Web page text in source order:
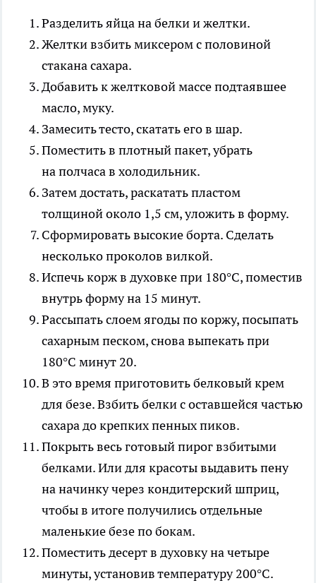
Разделить яйца на белки и желтки.
Желтки взбить миксером с половиной
стакана сахара.
Добавить к желтковой массе подтаявшее
масло, муку.
Замесить тесто, скатать его в шар.
Поместить в плотный пакет, убрать
на полчаса в холодильник.
Затем достать, раскатать пластом
толщиной около 1,5 см, уложить в форму.
Сформировать высокие борта. Сделать
несколько проколов вилкой.
Испечь корж в духовке при 180°C, поместив
внутрь форму на 15 минут.
Рассыпать слоем ягоды по коржу, посыпать
сахарным песком, снова выпекать при
180°C минут 20.
В это время приготовить белковый крем
для безе. Взбить белки с оставшейся частью
сахара до крепких пенных пиков.
Покрыть весь готовый пирог взбитыми
белками. Или для красоты выдавить пену
на начинку через кондитерский шприц,
чтобы в итоге получились отдельные
маленькие безе по бокам.
Поместить десерт в духовку на четыре
минуты, установив температуру 200°C.